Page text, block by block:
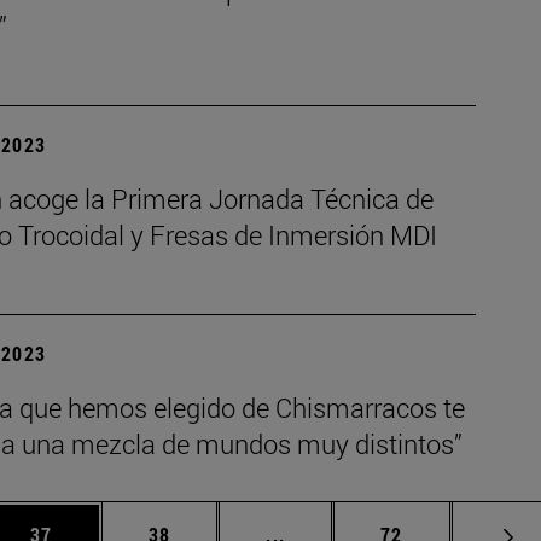
acoge la Primera Jornada Técnica de
Trocoidal y Fresas de Inmersión MDI
que hemos elegido de Chismarracos te
una mezcla de mundos muy distintos”
TAB para desplazarse.
Página
37 Página
38 ... Páginas intermedias Use
Página
72